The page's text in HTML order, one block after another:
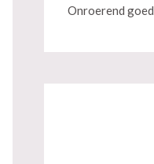
Onroerend goed